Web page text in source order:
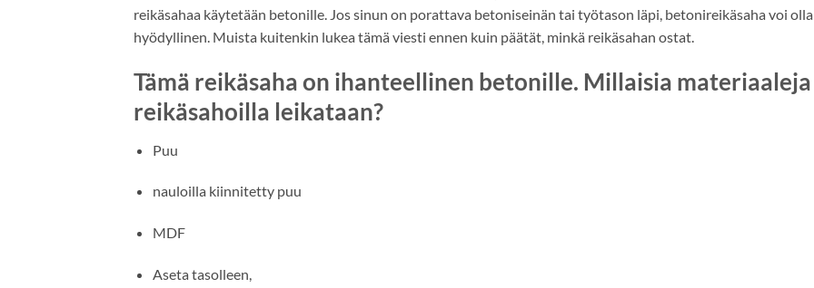
reikäsahaa käytetään betonille. Jos sinun on porattava betoniseinän tai työtason läpi, betonireikäsaha voi olla
hyödyllinen. Muista kuitenkin lukea tämä viesti ennen kuin päätät, minkä reikäsahan ostat.
Tämä reikäsaha on ihanteellinen betonille. Millaisia materiaaleja
reikäsahoilla leikataan?
Puu
nauloilla kiinnitetty puu
MDF
Aseta tasolleen,